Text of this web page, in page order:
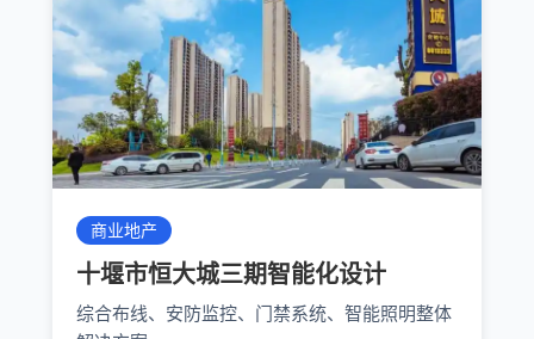
商业地产
十堰市恒大城三期智能化设计
综合布线、安防监控、门禁系统、智能照明整体